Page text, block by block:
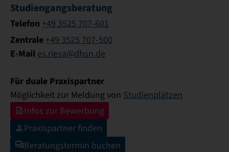
Studiengangsberatung
Telefon +49 3525 707-601
Zentrale +49 3525 707-500
E-Mail es.riesa@dhsn.de
Für duale Praxispartner
Möglichkeit zur Meldung von Studienplätzen
Infos zur Bewerbung
Praxispartner finden
Beratungstermin buchen